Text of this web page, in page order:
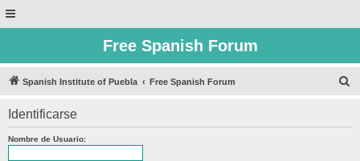
Free Spanish Forum
Spanish Institute of Puebla Free Spanish Forum
Identificarse
Nombre de Usuario: